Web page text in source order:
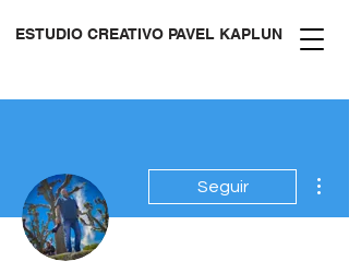
ESTUDIO CREATIVO PAVEL KAPLUN
Seguir